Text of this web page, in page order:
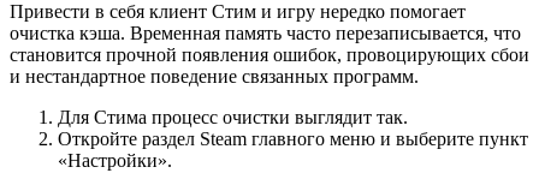
Привести в себя клиент Стим и игру нередко помогает
очистка кэша. Временная память часто перезаписывается, что
становится прочной появления ошибок, провоцирующих сбои
и нестандартное поведение связанных программ.
Для Стима процесс очистки выглядит так.
Откройте раздел Steam главного меню и выберите пункт
«Настройки».